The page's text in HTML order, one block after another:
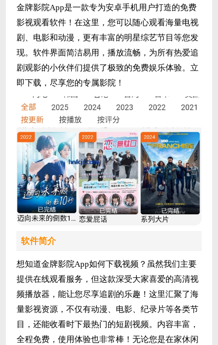
金牌影院App是一款专为安卓手机用户打造的免费
影视观看软件！在这里，您可以随心观看海量电视
剧、电影和动漫，更有丰富的明星综艺节目等您发
现。软件界面简洁易用，播放流畅，为所有热爱追
剧观影的小伙伴们提供了极致的免费娱乐体验。立
即下载，尽享您的专属影院！
软件简介
想知道金牌影院App如何下载视频？虽然我们主要
提供在线观看服务，但这款深受大家喜爱的高清视
频播放器，能让您尽享追剧的乐趣！这里汇聚了海
量影视资源，不仅有动漫、电影、纪录片等各类节
目，还能收看时下最热门的短剧视频。内容丰富，
全程免费，使用体验也非常棒！无论您是在家休闲